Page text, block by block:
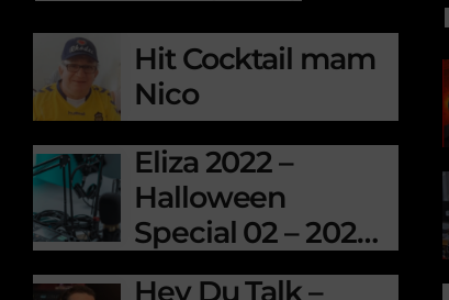
Hit Cocktail mam
Nico
Eliza 2022 –
Halloween
Special 02 – 2022-
10-31
Hey Du Talk –